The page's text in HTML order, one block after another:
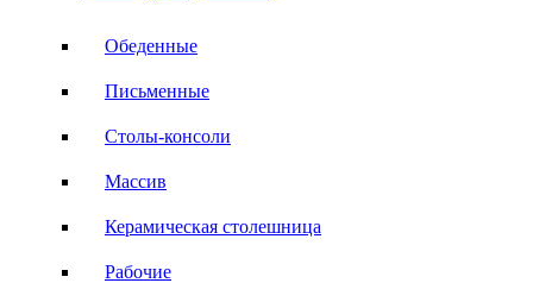
Обеденные
Письменные
Столы-консоли
Массив
Керамическая столешница
Рабочие